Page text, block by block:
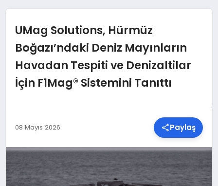
MAGAZIN
SAĞLIK
SIYASET
TEKNOLOJI
MALATYA HABERLERI
UMag Solutions, Hürmüz
Boğazı’ndaki Deniz Mayınların
Havadan Tespiti ve Denizaltilar
İçin F1Mag® Sistemini Tanıttı
08 Mayıs 2026 Paylaş